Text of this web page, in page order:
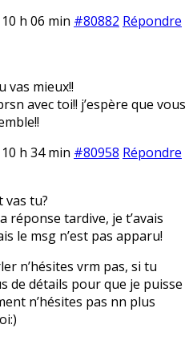
h 06 min #80882 Répondre
vas mieux!!
avec toi!! j’espère que vous
h 34 min #80958 Répondre
tu?
réponse tardive, je t’avais
le msg n’est pas apparu!
n’hésites vrm pas, si tu
de détails pour que je puisse
n’hésites pas nn plus